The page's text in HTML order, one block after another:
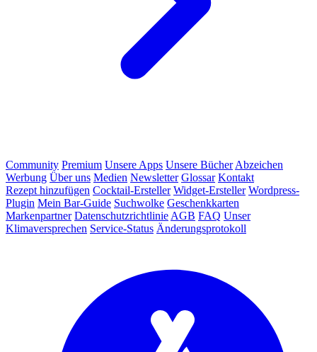
Community Premium Unsere Apps Unsere Bücher Abzeichen
Werbung Über uns Medien Newsletter Glossar Kontakt
Rezept hinzufügen Cocktail-Ersteller Widget-Ersteller Wordpress-
Plugin Mein Bar-Guide Suchwolke Geschenkkarten
Markenpartner Datenschutzrichtlinie AGB FAQ Unser
Klimaversprechen Service-Status Änderungsprotokoll